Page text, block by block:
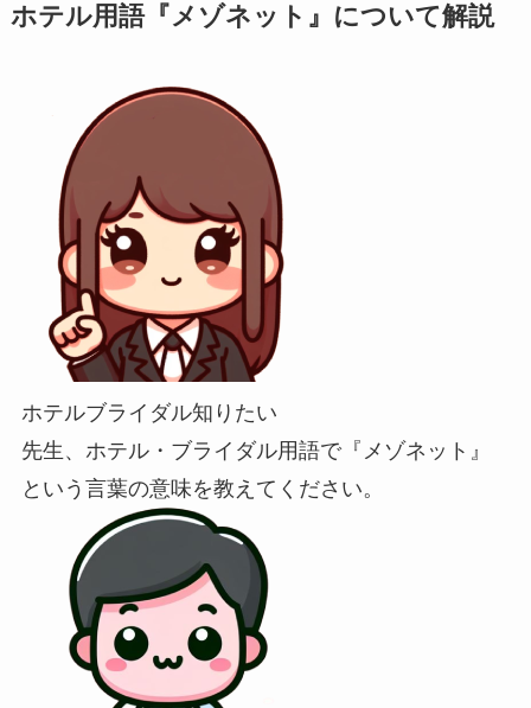
ホテル用語『メゾネット』について解説
ホテルブライダル知りたい
先生、ホテル・ブライダル用語で『メゾネット』
という言葉の意味を教えてください。